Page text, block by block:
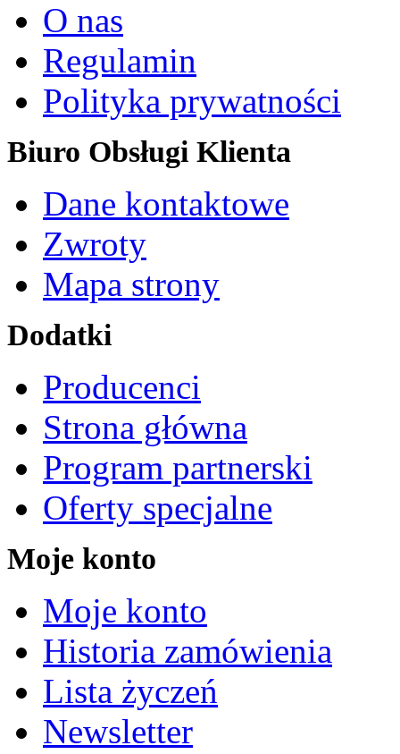
O nas
Regulamin
Polityka prywatności
Biuro Obsługi Klienta
Dane kontaktowe
Zwroty
Mapa strony
Dodatki
Producenci
Strona główna
Program partnerski
Oferty specjalne
Moje konto
Moje konto
Historia zamówienia
Lista życzeń
Newsletter